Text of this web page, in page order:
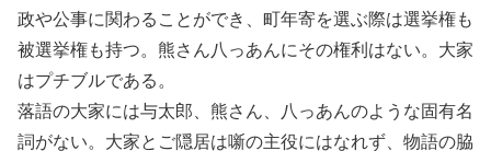
政や公事に関わることができ、町年寄を選ぶ際は選挙権も
被選挙権も持つ。熊さん八っあんにその権利はない。大家
はプチブルである。
落語の大家には与太郎、熊さん、八っあんのような固有名
詞がない。大家とご隠居は噺の主役にはなれず、物語の脇